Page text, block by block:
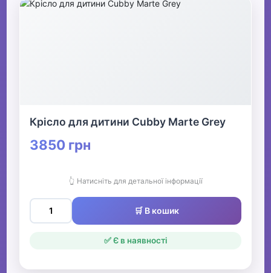
Крісло для дитини Cubby Marte Grey
3850 грн
👆 Натисніть для детальної інформації
🛒 В кошик
✅ Є в наявності